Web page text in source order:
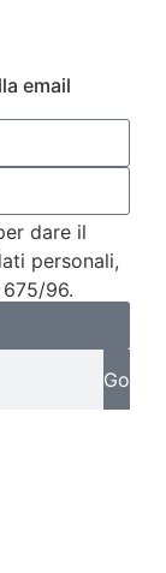
email
dare il
personali,
96.
Go